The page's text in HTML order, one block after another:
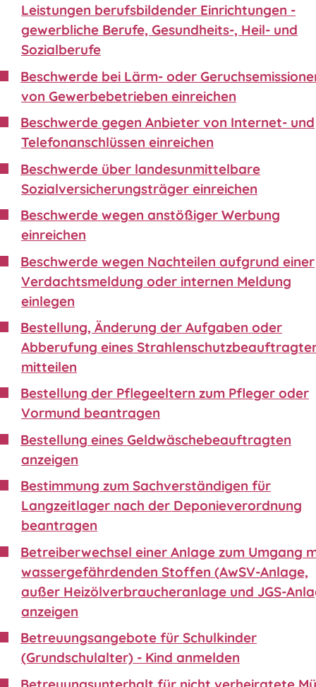
Leistungen berufsbildender Einrichtungen -
gewerbliche Berufe, Gesundheits-, Heil- und
Sozialberufe
Beschwerde bei Lärm- oder
von Gewerbebetrieben einreichen
Beschwerde gegen Anbieter von Internet- und
Telefonanschlüssen einreichen
Beschwerde über landesunmittelbare
Sozialversicherungsträger einreichen
Beschwerde wegen anstößiger Werbung
einreichen
Beschwerde wegen Nachteilen aufgrund einer
Verdachtsmeldung oder internen Meldung
einlegen
Bestellung, Änderung der Aufgaben oder
Abberufung eines
mitteilen
Bestellung der Pflegeeltern zum Pfleger oder
Vormund beantragen
Bestellung eines Geldwäschebeauftragten
anzeigen
Bestimmung zum Sachverständigen für
Langzeitlager nach der Deponieverordnung
beantragen
Betreiberwechsel einer Anlage zum Umgang
wassergefährdenden Stoffen (AwSV-Anlage,
außer Heizölverbraucheranlage und JGS-
anzeigen
Betreuungsangebote für Schulkinder
(Grundschulalter) - Kind anmelden